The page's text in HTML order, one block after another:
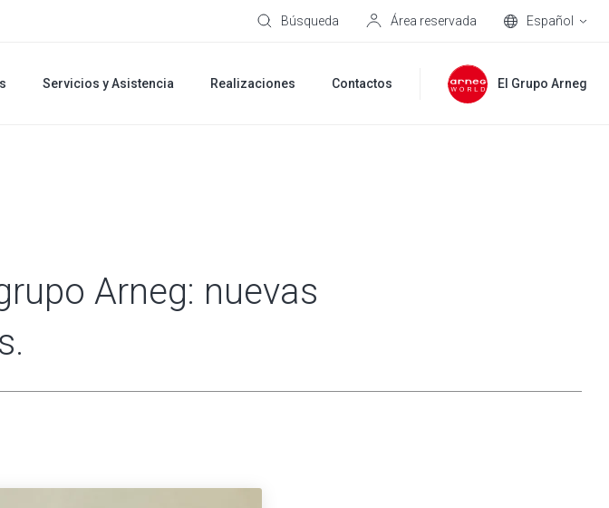
Búsqueda Área reservada Español
Servicios y Asistencia Realizaciones Contactos El Grupo Arneg
Arneg: nuevas